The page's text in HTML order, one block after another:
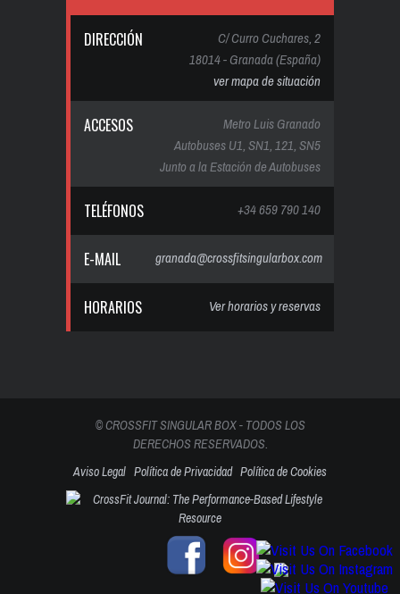
DIRECCIÓN
C/ Curro Cuchares, 2
18014 - Granada (España)
ver mapa de situación
ACCESOS
Metro Luis Granado
Autobuses U1, SN1, 121, SN5
Junto a la Estación de Autobuses
TELÉFONOS +34 659 790 140
E-MAIL granada@crossfitsingularbox.com
HORARIOS Ver horarios y reservas
© CROSSFIT SINGULAR BOX - TODOS LOS
DERECHOS RESERVADOS.
Aviso Legal Política de Privacidad Política de Cookies